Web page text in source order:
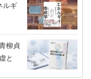
ルギ
柳貞
と